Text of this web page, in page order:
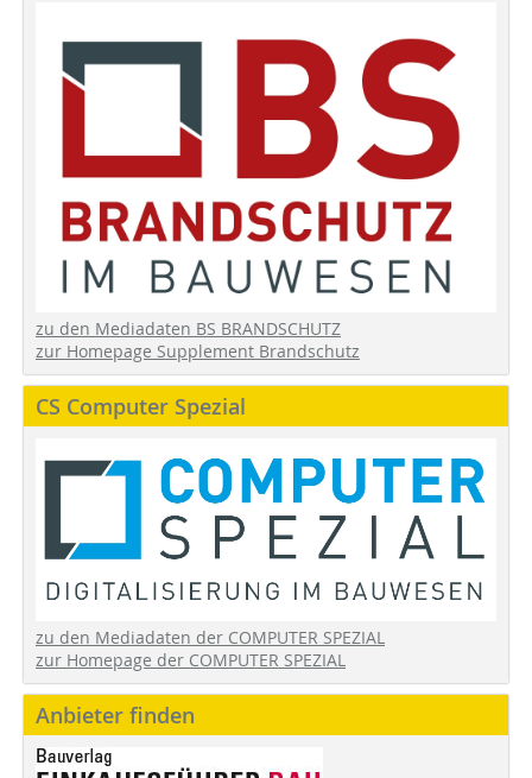
zu den Mediadaten BS BRANDSCHUTZ
zur Homepage Supplement Brandschutz
CS Computer Spezial
zu den Mediadaten der COMPUTER SPEZIAL
zur Homepage der COMPUTER SPEZIAL
Anbieter finden